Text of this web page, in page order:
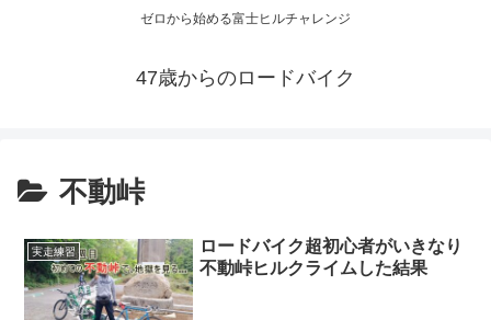
ゼロから始める富士ヒルチャレンジ
47歳からのロードバイク
不動峠
実走練習
ロードバイク超初心者がいきなり
不動峠ヒルクライムした結果